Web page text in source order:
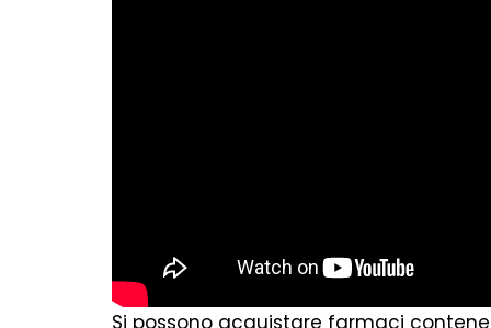
Si possono acquistare farmaci